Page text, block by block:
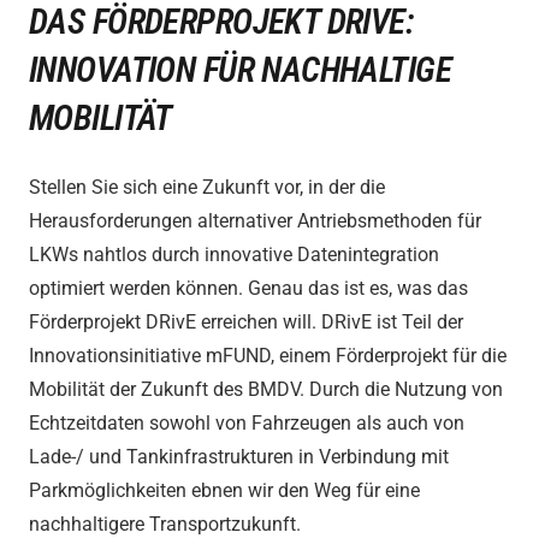
DAS FÖRDERPROJEKT DRIVE:
INNOVATION FÜR NACHHALTIGE
MOBILITÄT
Stellen Sie sich eine Zukunft vor, in der die
Herausforderungen alternativer Antriebsmethoden für
LKWs nahtlos durch innovative Datenintegration
optimiert werden können. Genau das ist es, was das
Förderprojekt DRivE erreichen will. DRivE ist Teil der
Innovationsinitiative mFUND, einem Förderprojekt für die
Mobilität der Zukunft des BMDV. Durch die Nutzung von
Echtzeitdaten sowohl von Fahrzeugen als auch von
Lade-/ und Tankinfrastrukturen in Verbindung mit
Parkmöglichkeiten ebnen wir den Weg für eine
nachhaltigere Transportzukunft.